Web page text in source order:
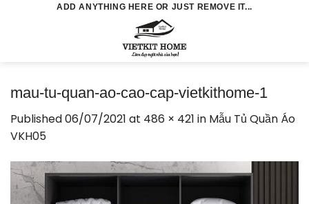
ADD ANYTHING HERE OR JUST REMOVE IT...
mau-tu-quan-ao-cao-cap-vietkithome-1
Published06/07/2021 at 486 × 421 in Mẫu Tủ Quần Áo
VKH05